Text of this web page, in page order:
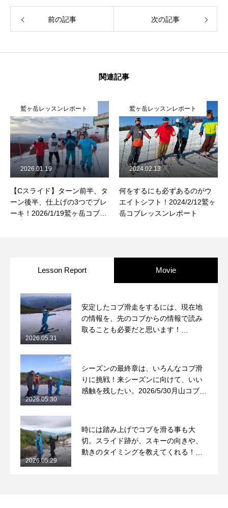
前の記事 次の記事
関連記事
鷲ヶ岳レッスンレポート
【Cスライド】ターン前半、タ
ーン後半、仕上げの3つでブレ
ーキ！2026/1/19鷲ヶ岳コブレ
2026.01.19
鷲ヶ岳レッスンレポート
何をするにも必ずあるのがウ
エイトシフト！2024/2/12鷲ヶ
岳コブレッスンレポート
2024.02.13
Lesson Report Movie
安定したコブ滑走をするには、現在地
の情報を、先のコブからの情報で読み
取ることも必要だと思います！
2026.05.31
シーズンの最終章は、いろんなコブ滑
りに挑戦！来シーズンに向けて、いい
感触を残したい。2026/5/30月山コブレ
2026.05.30
時には踏み上げでコブを滑る事も大
切。スライド跡が、スキーの向きや、
動きのタイミングを教えてくれる！
2026.05.29